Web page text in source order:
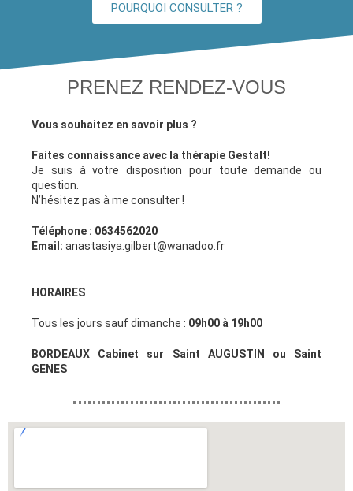
POURQUOI CONSULTER ?
PRENEZ RENDEZ-VOUS
Vous souhaitez en savoir plus ?
Faites connaissance avec la thérapie Gestalt!
Je suis à votre disposition pour toute demande ou
question.
N’hésitez pas à me consulter !
Téléphone : 0634562020
Email: anastasiya.gilbert@wanadoo.fr
HORAIRES
Tous les jours sauf dimanche : 09h00 à 19h00
BORDEAUX Cabinet sur Saint AUGUSTIN ou Saint
GENES